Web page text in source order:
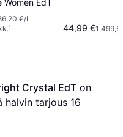
Women EdT
€/L
¹ 44,99 €1
Crystal EdT
halvin tarjous 16